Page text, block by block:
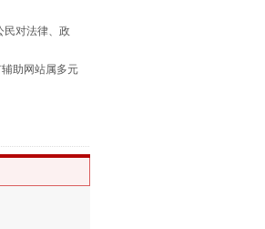
民对法律、政
助网站属多元